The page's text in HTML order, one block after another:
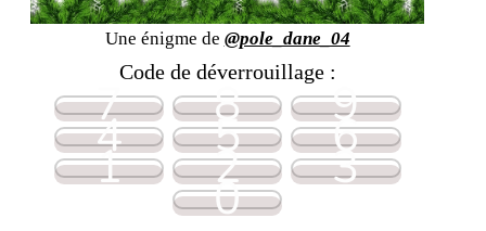
Une énigme de @pole_dane_04
Code de déverrouillage :
7 8 9
4 5 6
1 2 3
0